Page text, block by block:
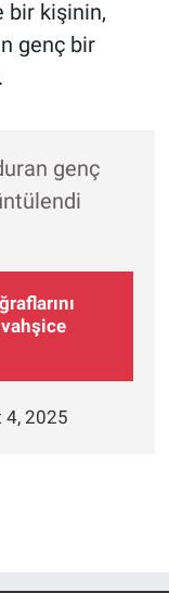
bir kişinin,
genç bir
genç
4, 2025